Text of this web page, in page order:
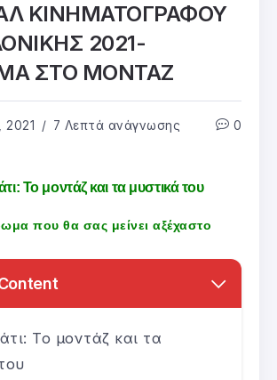
ΚΙΝΗΜΑΤΟΓΡΑΦΟΥ
2021-
ΣΤΟ ΜΟΝΤΑΖ
2021 7 Λεπτά ανάγνωσης 0
Το μοντάζ και τα μυστικά του
που θα σας μείνει αξέχαστο
Το μοντάζ και τα